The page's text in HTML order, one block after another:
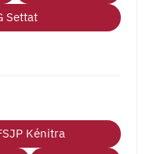
Settat
Kénitra